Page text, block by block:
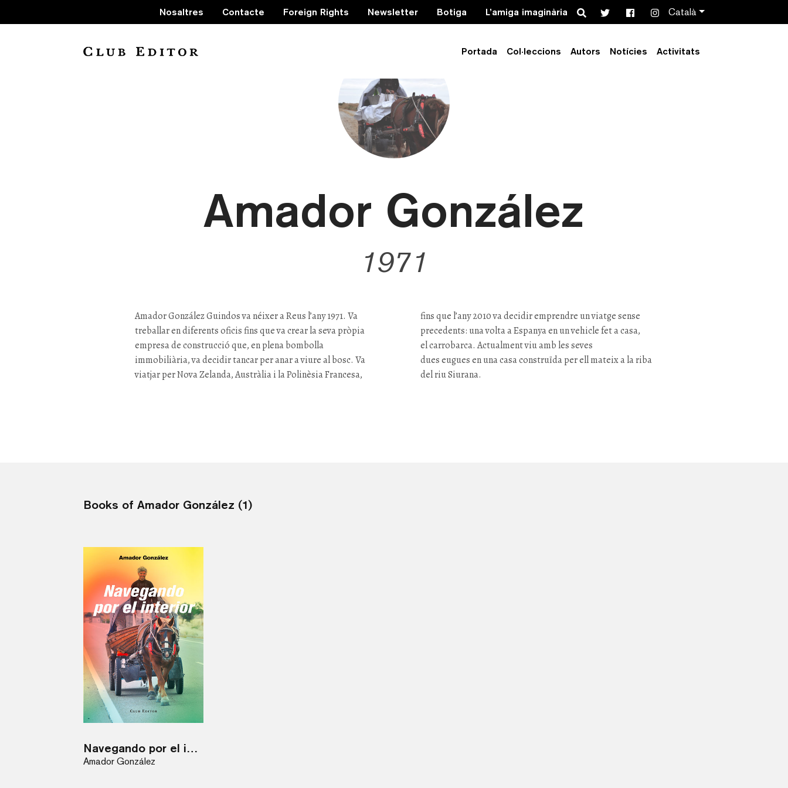
Nosaltres Contacte Foreign Rights Newsletter Botiga L’amiga imaginària Search Català
Portada Col·leccions Autors Notícies Activitats
Amador González
1971
Amador GonzálezGuindosva néixer a Reus l’any 1971. Va
treballar en diferents oficis fins que va crear la seva pròpia
empresa de construcció que, en plena bombolla
immobiliària, va decidir tancar per anar a viure al bosc. Va
viatjar per Nova Zelanda, Austràlia i la Polinèsia Francesa,
fins que l’any 2010 va decidir emprendre un viatge sense
precedents: una volta a Espanya en un vehicle fet a casa,
elcarrobarca. Actualment viu amb les seves
dueseuguesen una casa construïda per ell mateix a la riba
del riu Siurana.
Books of Amador González (1)
Navegando por el interior
Amador González